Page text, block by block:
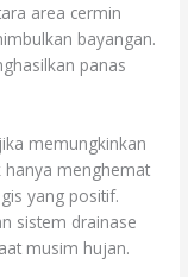
area cermin
bayangan.
panas
memungkinkan
hanya menghemat
yang positif.
sistem drainase
musim hujan.